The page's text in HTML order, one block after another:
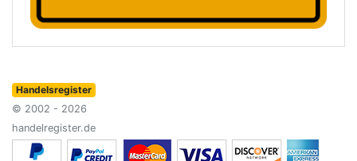
Handelsregister
© 2002 - 2026
handelregister.de